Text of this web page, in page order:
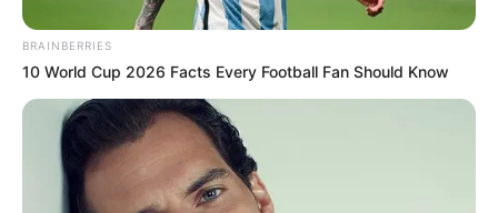
BRAINBERRIES
10 World Cup 2026 Facts Every Football Fan Should Know